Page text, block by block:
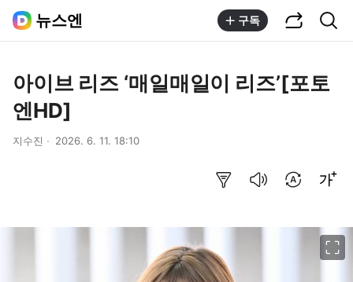
뉴스엔 구독
아이브 리즈 ‘매일매일이 리즈’[포토
엔HD]
지수진 2026. 6. 11. 18:10